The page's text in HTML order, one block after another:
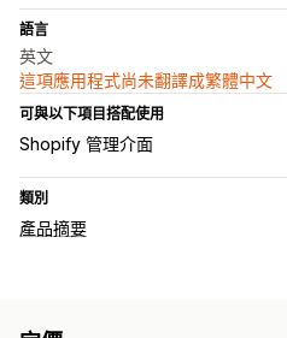
語言
英文
這項應用程式尚未翻譯成繁體中文
可與以下項目搭配使用
Shopify 管理介面
類別
產品摘要